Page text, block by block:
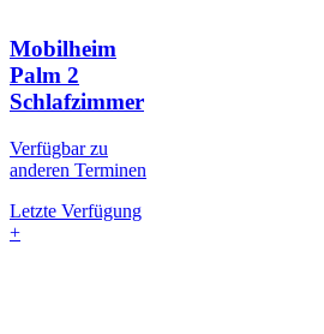
Mobilheim
Palm 2
Schlafzimmer
Verfügbar zu
anderen Terminen
Letzte Verfügung
+